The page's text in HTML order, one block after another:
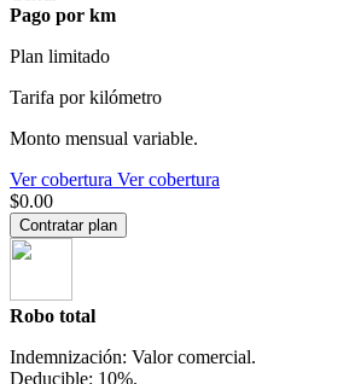
Pago por km
Plan limitado
Tarifa por kilómetro
Monto mensual variable.
Ver cobertura Ver cobertura
$0.00
Contratar plan
Robo total
Indemnización: Valor comercial.
Deducible: 10%.